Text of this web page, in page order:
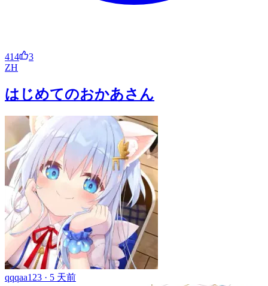
414
3
ZH
はじめてのおかあさん
qqqaa123 · 5 天前